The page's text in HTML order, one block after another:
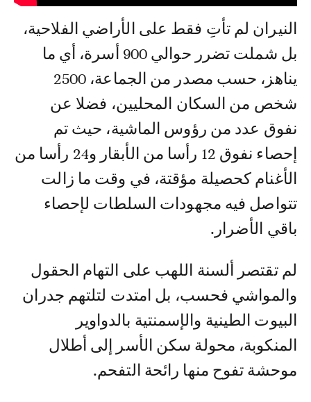
النيران لم تأتِ فقط على الأراضي الفلاحية،
بل شملت تضرر حوالي 900 أسرة، أي ما
يناهز، حسب مصدر من الجماعة، 2500
شخص من السكان المحليين، فضلا عن
نفوق عدد من رؤوس الماشية، حيث تم
إحصاء نفوق 12 رأسا من الأبقار و24 رأسا من
الأغنام كحصيلة مؤقتة، في وقت ما زالت
تتواصل فيه مجهودات السلطات لإحصاء
باقي الأضرار.
​لم تقتصر ألسنة اللهب على التهام الحقول
والمواشي فحسب، بل امتدت لتلتهم جدران
البيوت الطينية والإسمنتية بالدواوير
المنكوبة، محولة سكن الأسر إلى أطلال
موحشة تفوح منها رائحة التفحم.